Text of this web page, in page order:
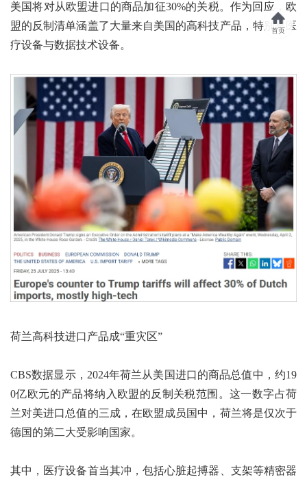
美国将对从欧盟进口的商品加征30%的关税。作为回应，欧
盟的反制清单涵盖了大量来自美国的高科技产品，特别是医
疗设备与数据技术设备。
荷兰高科技进口产品成“重灾区”
CBS数据显示，2024年荷兰从美国进口的商品总值中，约19
0亿欧元的产品将纳入欧盟的反制关税范围。这一数字占荷
兰对美进口总值的三成，在欧盟成员国中，荷兰将是仅次于
德国的第二大受影响国家。
其中，医疗设备首当其冲，包括心脏起搏器、支架等精密器
首页